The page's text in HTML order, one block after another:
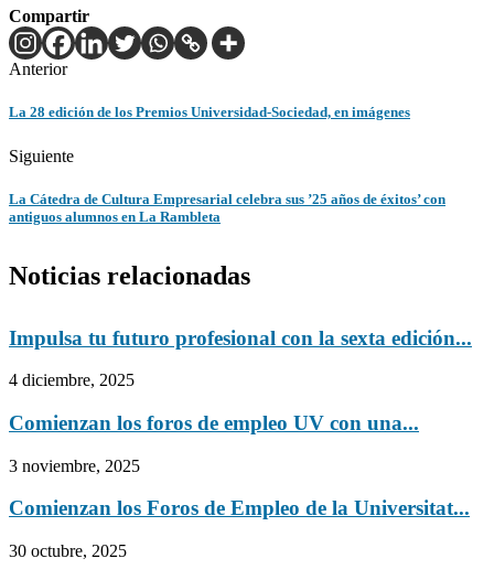
Compartir
Anterior
La 28 edición de los Premios Universidad-Sociedad, en imágenes
Siguiente
La Cátedra de Cultura Empresarial celebra sus ’25 años de éxitos’ con
antiguos alumnos en La Rambleta
Noticias relacionadas
Impulsa tu futuro profesional con la sexta edición...
4 diciembre, 2025
Comienzan los foros de empleo UV con una...
3 noviembre, 2025
Comienzan los Foros de Empleo de la Universitat...
30 octubre, 2025